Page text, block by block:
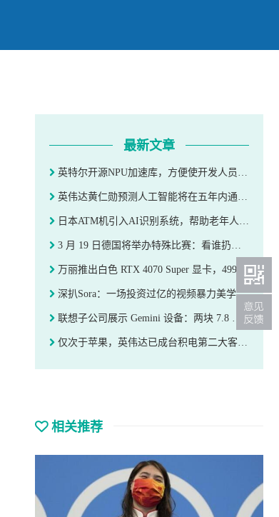
最新文章
英特尔开源NPU加速库，方便使开发人员优化其AI应用
英伟达黄仁勋预测人工智能将在五年内通过图灵测试
日本ATM机引入AI识别系统，帮助老年人远离电信诈骗
3 月 19 日德国将举办特殊比赛：看谁扔服务器扔得最远
万丽推出白色 RTX 4070 Super 显卡，4999 元
深扒Sora：一场投资过亿的视频暴力美学 | Future
联想子公司展示 Gemini 设备：两块 7.8 英寸 E Ink 屏幕、360 度旋转铰链
仅次于苹果，英伟达已成台积电第二大客户：2023年支付77.3亿美元、占比11%
相关推荐